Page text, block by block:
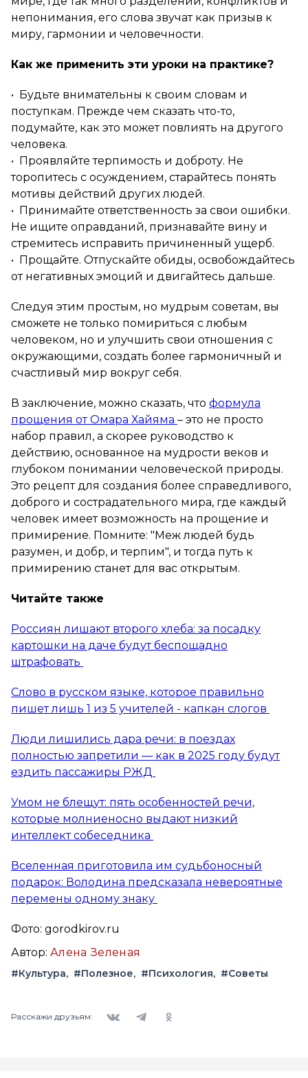
непонимания, его слова звучат как призыв к
миру, гармонии и человечности.
Как же применить эти уроки на практике?
• Будьте внимательны к своим словам и
поступкам. Прежде чем сказать что-то,
подумайте, как это может повлиять на другого
человека.
• Проявляйте терпимость и доброту. Не
торопитесь с осуждением, старайтесь понять
мотивы действий других людей.
• Принимайте ответственность за свои ошибки.
Не ищите оправданий, признавайте вину и
стремитесь исправить причиненный ущерб.
• Прощайте. Отпускайте обиды, освобождайтесь
от негативных эмоций и двигайтесь дальше.
Следуя этим простым, но мудрым советам, вы
сможете не только помириться с любым
человеком, но и улучшить свои отношения с
окружающими, создать более гармоничный и
счастливый мир вокруг себя.
В заключение, можно сказать, что формула
прощения от Омара Хайяма – это не просто
набор правил, а скорее руководство к
действию, основанное на мудрости веков и
глубоком понимании человеческой природы.
Это рецепт для создания более справедливого,
доброго и сострадательного мира, где каждый
человек имеет возможность на прощение и
примирение. Помните: "Меж людей будь
разумен, и добр, и терпим", и тогда путь к
примирению станет для вас открытым.
Читайте также
Россиян лишают второго хлеба: за посадку
картошки на даче будут беспощадно
штрафовать
Слово в русском языке, которое правильно
пишет лишь 1 из 5 учителей - капкан слогов
Люди лишились дара речи: в поездах
полностью запретили — как в 2025 году будут
ездить пассажиры РЖД
Умом не блещут: пять особенностей речи,
которые молниеносно выдают низкий
интеллект собеседника
Вселенная приготовила им судьбоносный
подарок: Володина предсказала невероятные
перемены одному знаку
Фото: gorodkirov.ru
Автор: Алена Зеленая
#Культура #Полезное #Психология #Советы
Расскажи друзьям: